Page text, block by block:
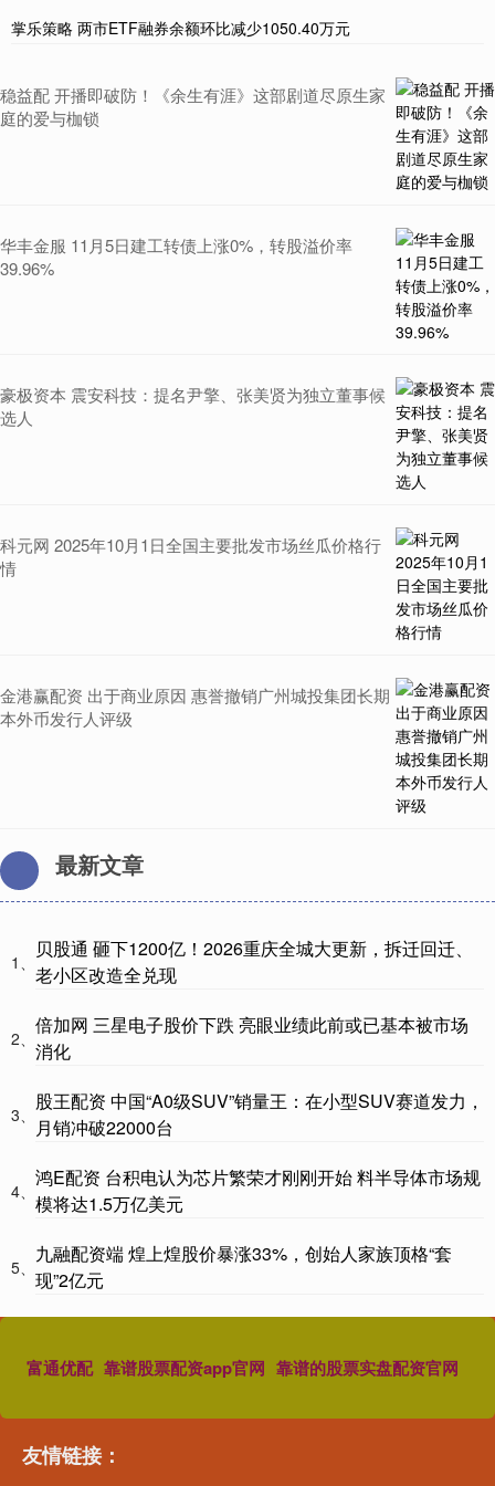
掌乐策略 两市ETF融券余额环比减少1050.40万元
稳益配 开播即破防！《余生有涯》这部剧道尽原生家
庭的爱与枷锁
华丰金服 11月5日建工转债上涨0%，转股溢价率
39.96%
豪极资本 震安科技：提名尹擎、张美贤为独立董事候
选人
科元网 2025年10月1日全国主要批发市场丝瓜价格行
情
金港赢配资 出于商业原因 惠誉撤销广州城投集团长期
本外币发行人评级
最新文章
1、
贝股通 砸下1200亿！2026重庆全城大更新，拆迁回迁、
老小区改造全兑现
2、
倍加网 三星电子股价下跌 亮眼业绩此前或已基本被市场
消化
3、
股王配资 中国“A0级SUV”销量王：在小型SUV赛道发力，
月销冲破22000台
4、
鸿E配资 台积电认为芯片繁荣才刚刚开始 料半导体市场规
模将达1.5万亿美元
5、
九融配资端 煌上煌股价暴涨33%，创始人家族顶格“套
现”2亿元
富通优配 靠谱股票配资app官网 靠谱的股票实盘配资官网
友情链接：